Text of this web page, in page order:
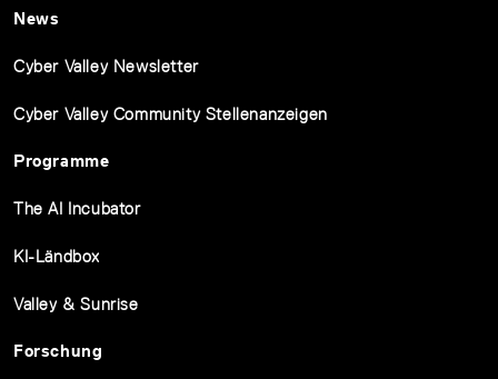
News
Cyber Valley Newsletter
Cyber Valley Community Stellenanzeigen
Programme
The AI Incubator
KI-Ländbox
Valley & Sunrise
Forschung